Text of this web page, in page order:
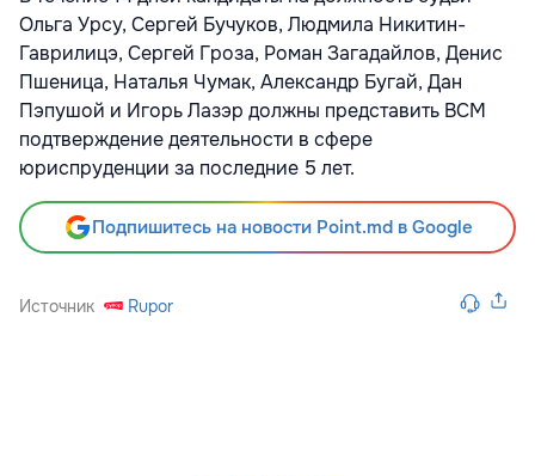
Ольга Урсу, Сергей Бучуков, Людмила Никитин-
Гаврилицэ, Сергей Гроза, Роман Загадайлов, Денис
Пшеница, Наталья Чумак, Александр Бугай, Дан
Пэпушой и Игорь Лазэр должны представить ВСМ
подтверждение деятельности в сфере
юриспруденции за последние 5 лет.
Подпишитесь на новости Point.md в Google
Источник Rupor